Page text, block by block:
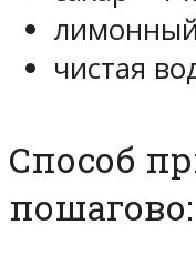
чистая
Способ
пошагово: